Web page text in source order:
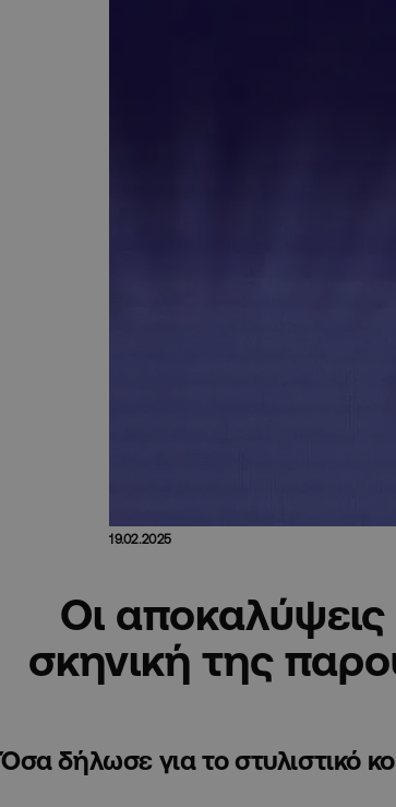
19.02.2025
Οι
σκηνική της
Όσα δήλωσε για το στυλιστικό